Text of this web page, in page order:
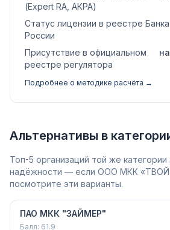
(Expert RA, АКРА)
Статус лицензии в реестре Банка
России
Присутствие в официальном
реестре регулятора
Подробнее о методике расчёта →
Альтернативы в
Топ-5 организаций той же
надёжности — если ООО МКК «ТВОЙ
посмотрите эти варианты.
ПАО МКК "ЗАЙМЕР"
Балл: 61.9